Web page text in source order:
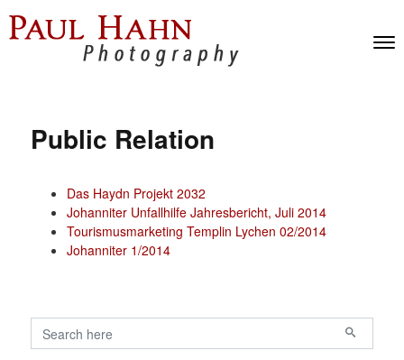
Public Relation
Das Haydn Projekt 2032
Johanniter Unfallhilfe Jahresbericht, Juli 2014
Tourismusmarketing Templin Lychen 02/2014
Johanniter 1/2014
Primary
Search for: